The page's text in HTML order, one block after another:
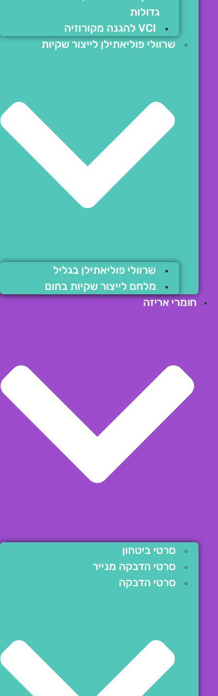
גדולות
VCI להגנה מקורוזיה
שרוולי פוליאתילן לייצור שקיות
שרוולי פוליאתילן בגליל
מלחם לייצור שקיות בחום
חומרי אריזה
סרטי ביטחון
סרטי הדבקה מנייר
סרטי הדבקה